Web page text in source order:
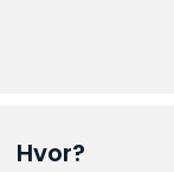
Hvor?